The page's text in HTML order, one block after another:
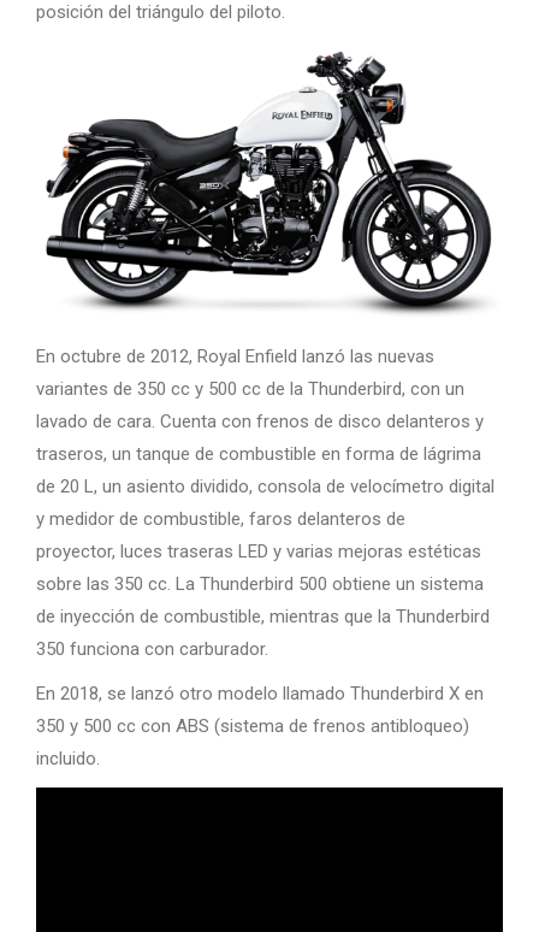
posición del triángulo del piloto.
En octubre de 2012, Royal Enfield lanzó las nuevas
variantes de 350 cc y 500 cc de la Thunderbird, con un
lavado de cara. Cuenta con frenos de disco delanteros y
traseros, un tanque de combustible en forma de lágrima
de 20 L, un asiento dividido, consola de velocímetro digital
y medidor de combustible, faros delanteros de
proyector, luces traseras LED y varias mejoras estéticas
sobre las 350 cc. La Thunderbird 500 obtiene un sistema
de inyección de combustible, mientras que la Thunderbird
350 funciona con carburador.
En 2018, se lanzó otro modelo llamado Thunderbird X en
350 y 500 cc con ABS (sistema de frenos antibloqueo)
incluido.